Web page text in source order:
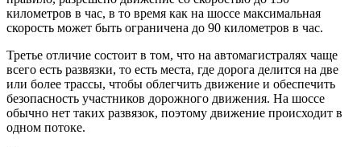
километров в час, в то время как на шоссе максимальная
скорость может быть ограничена до 90 километров в час.
Третье отличие состоит в том, что на автомагистралях чаще
всего есть развязки, то есть места, где дорога делится на две
или более трассы, чтобы облегчить движение и обеспечить
безопасность участников дорожного движения. На шоссе
обычно нет таких развязок, поэтому движение происходит в
одном потоке.